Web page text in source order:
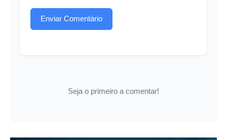
Enviar Comentário
Seja o primeiro a comentar!